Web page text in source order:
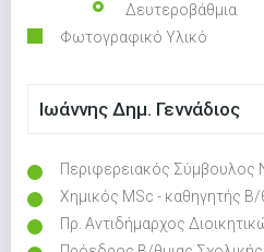
Δευτεροβάθμια
Φωτογραφικό Υλικό
Ιωάννης Δημ. Γεννάδιος
Περιφερειακός Σύμβουλος
Χημικός MSc - καθηγητής Β/
Πρ. Αντιδήμαρχος